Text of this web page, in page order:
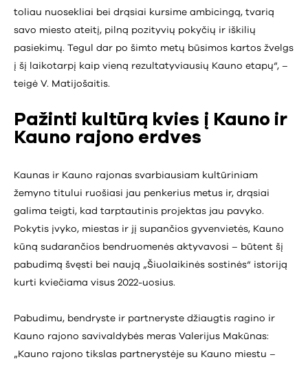
toliau nuosekliai bei drąsiai kursime ambicingą, tvarią
savo miesto ateitį, pilną pozityvių pokyčių ir iškilių
pasiekimų. Tegul dar po šimto metų būsimos kartos žvelgs
į šį laikotarpį kaip vieną rezultatyviausių Kauno etapų“, –
teigė V. Matijošaitis.
Pažinti kultūrą kvies į Kauno ir
Kauno rajono erdves
Kaunas ir Kauno rajonas svarbiausiam kultūriniam
žemyno titului ruošiasi jau penkerius metus ir, drąsiai
galima teigti, kad tarptautinis projektas jau pavyko.
Pokytis įvyko, miestas ir jį supančios gyvenvietės, Kauno
kūną sudarančios bendruomenės aktyvavosi – būtent šį
pabudimą švęsti bei naują „Šiuolaikinės sostinės“ istoriją
kurti kviečiama visus 2022-uosius.
Pabudimu, bendryste ir partneryste džiaugtis ragino ir
Kauno rajono savivaldybės meras Valerijus Makūnas:
„Kauno rajono tikslas partnerystėje su Kauno miestu –